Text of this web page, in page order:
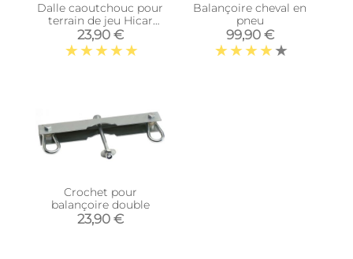
Dalle caoutchouc pour
terrain de jeu Hicar
(Rouge)
23,90 €
Balançoire cheval en
pneu
99,90 €
Crochet pour
balançoire double
23,90 €